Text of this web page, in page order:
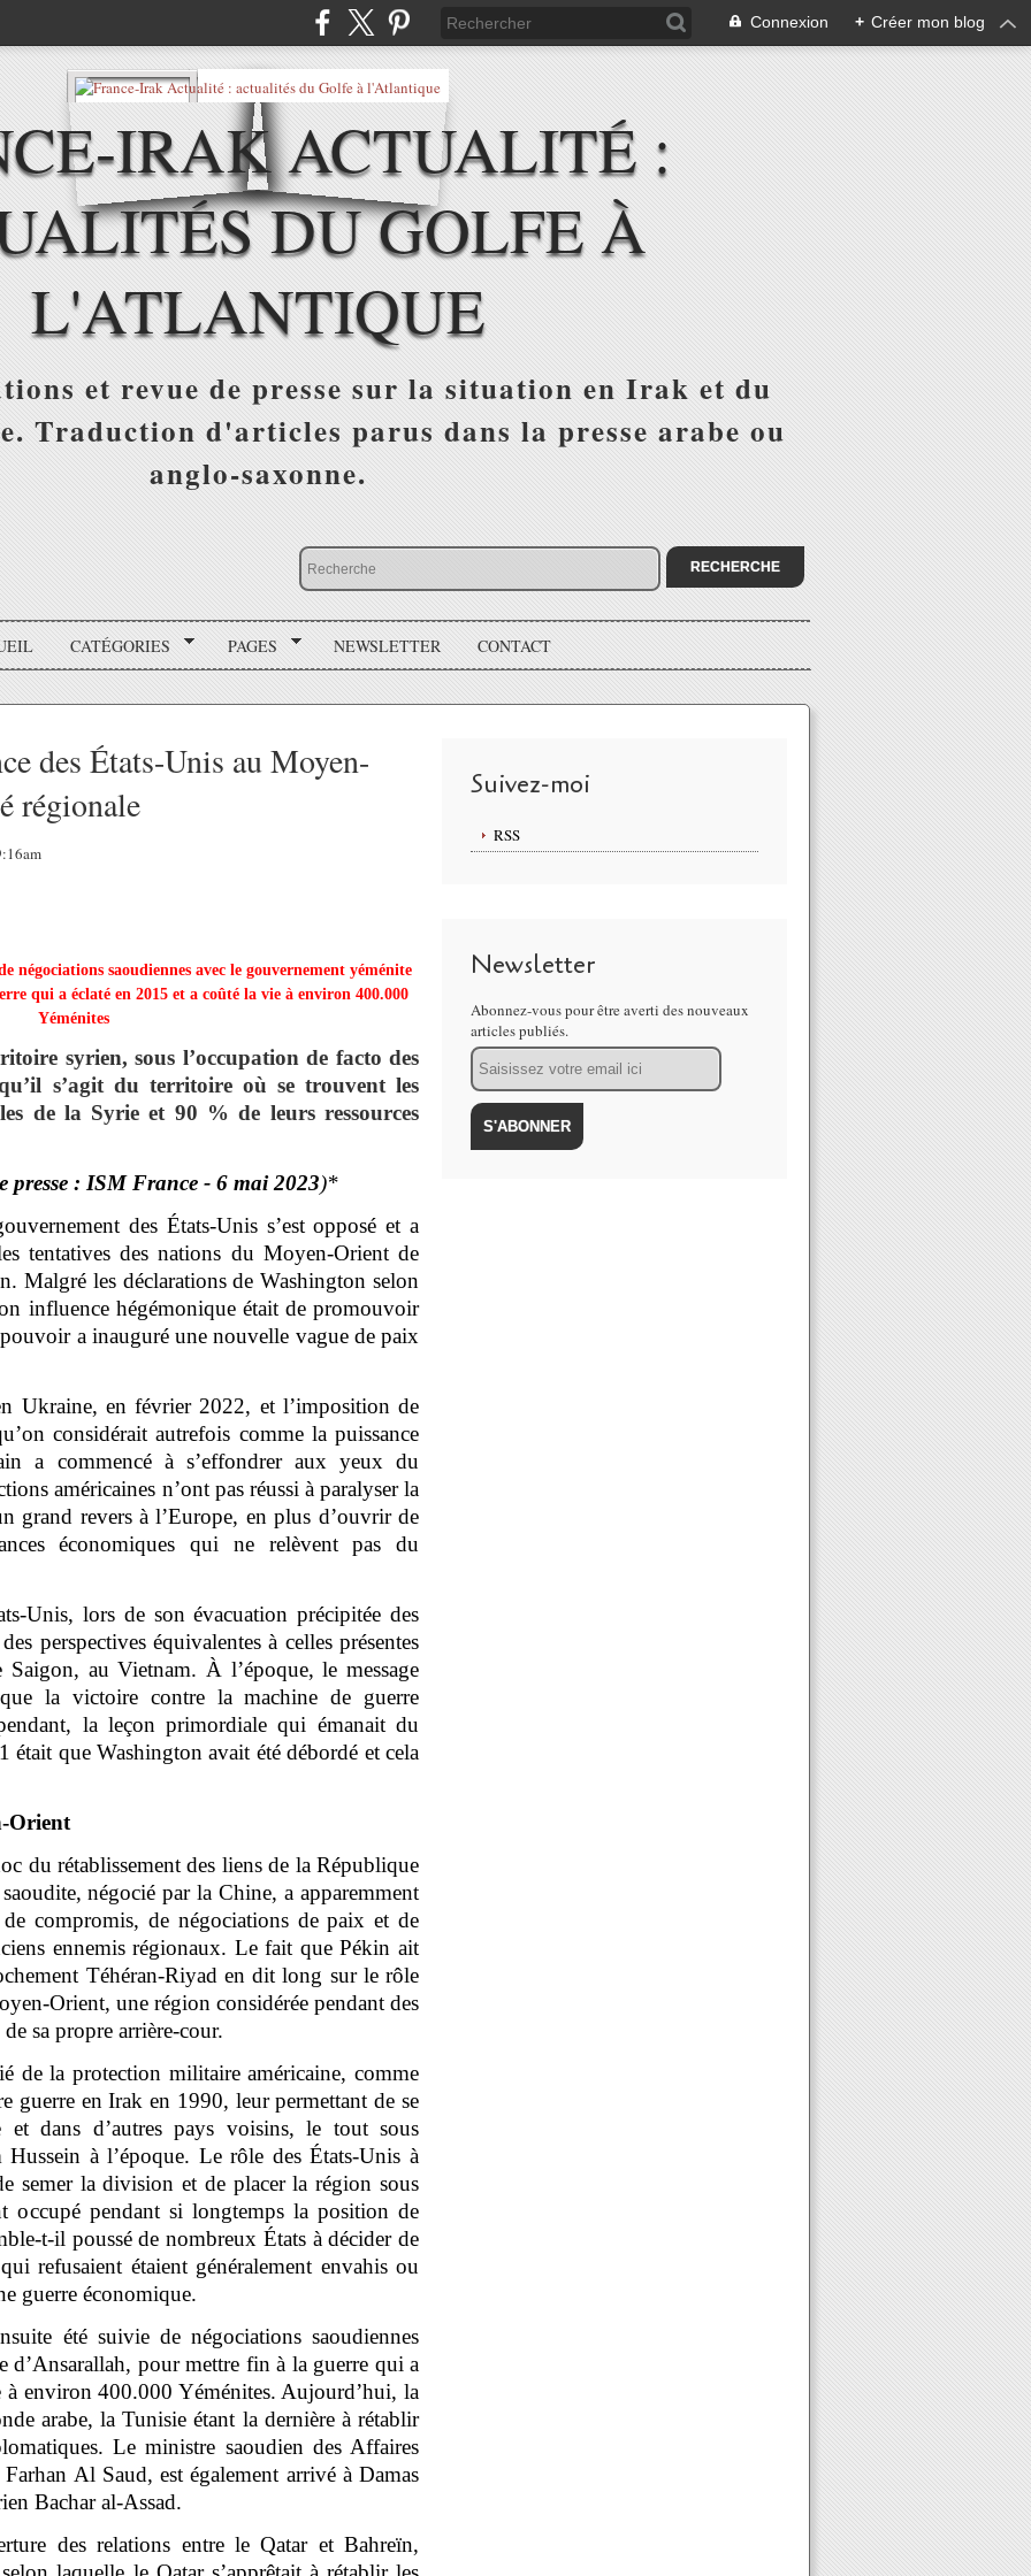
Connexion + Créer mon blog
IRAK ACTUALITÉ :
DU GOLFE À
L'ATLANTIQUE
et revue de presse sur la situation en Irak et du
Traduction d'articles parus dans la presse arabe ou
anglo-saxonne.
CATÉGORIES PAGES NEWSLETTER CONTACT
des États-Unis au Moyen-
régionale
négociations saoudiennes avec le gouvernement yéménite
qui a éclaté en 2015 et a coûté la vie à environ 400.000
Yéménites
syrien, sous l’occupation de facto des
s’agit du territoire où se trouvent les
de la Syrie et 90 % de leurs ressources
presse : ISM France - 6 mai 2023)*
des États-Unis s’est opposé et a
tentatives des nations du Moyen-Orient de
Malgré les déclarations de Washington selon
influence hégémonique était de promouvoir
a inauguré une nouvelle vague de paix
Ukraine, en février 2022, et l’imposition de
considérait autrefois comme la puissance
a commencé à s’effondrer aux yeux du
américaines n’ont pas réussi à paralyser la
grand revers à l’Europe, en plus d’ouvrir de
économiques qui ne relèvent pas du
Unis, lors de son évacuation précipitée des
perspectives équivalentes à celles présentes
au Vietnam. À l’époque, le message
la victoire contre la machine de guerre
la leçon primordiale qui émanait du
était que Washington avait été débordé et cela
Orient
du rétablissement des liens de la République
négocié par la Chine, a apparemment
compromis, de négociations de paix et de
ennemis régionaux. Le fait que Pékin ait
Téhéran-Riyad en dit long sur le rôle
Orient, une région considérée pendant des
sa propre arrière-cour.
de la protection militaire américaine, comme
guerre en Irak en 1990, leur permettant de se
et dans d’autres pays voisins, le tout sous
Hussein à l’époque. Le rôle des États-Unis à
semer la division et de placer la région sous
occupé pendant si longtemps la position de
t-il poussé de nombreux États à décider de
refusaient étaient généralement envahis ou
guerre économique.
été suivie de négociations saoudiennes
d’Ansarallah, pour mettre fin à la guerre qui a
à environ 400.000 Yéménites. Aujourd’hui, la
arabe, la Tunisie étant la dernière à rétablir
Le ministre saoudien des Affaires
Al Saud, est également arrivé à Damas
Bachar al-Assad.
des relations entre le Qatar et Bahreïn,
Suivez-moi
RSS
Newsletter
Abonnez-vous pour être averti des nouveaux
articles publiés.
Email